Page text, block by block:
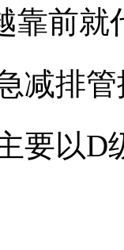
靠前
减排
要以D